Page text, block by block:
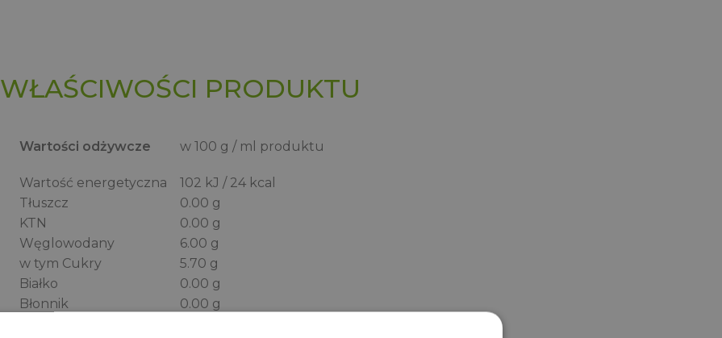
WŁAŚCIWOŚCI PRODUKTU
Wartości odżywcze w 100 g / ml produktu
Wartość energetyczna
102 kJ / 24 kcal
Tłuszcz
0.00 g
KTN
0.00 g
Węglowodany
6.00 g
w tym Cukry
5.70 g
Białko
0.00 g
Błonnik
0.00 g